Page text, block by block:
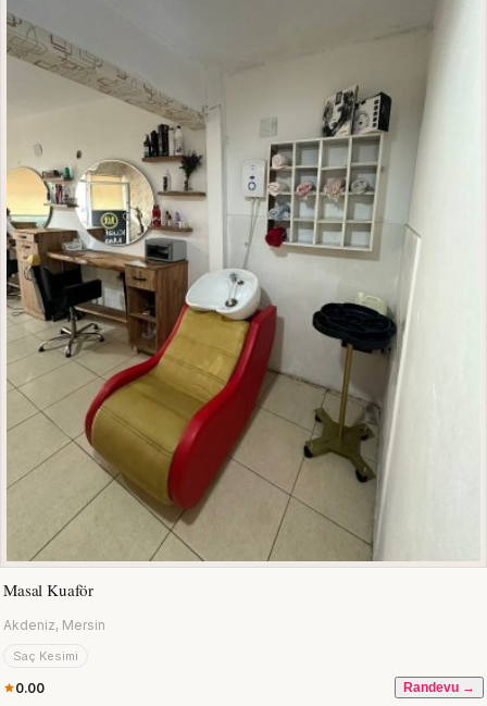
Masal Kuaför
Akdeniz, Mersin
Saç Kesimi
0.00 Randevu →